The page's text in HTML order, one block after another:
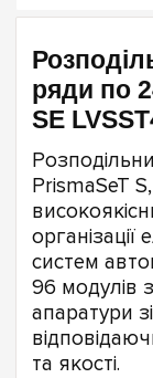
ряди по
SE
PrismaSeT
систем
96 модулів
апаратури
та якості.